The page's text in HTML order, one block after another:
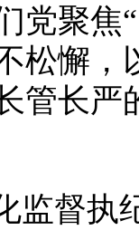
党聚焦
松懈，
管长严
监督执